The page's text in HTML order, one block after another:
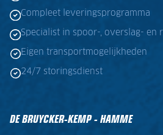
Compleet leveringsprogramma
Specialist in spoor-, overslag- en
Eigen transportmogelijkheden
24/7 storingsdienst
DE BRUYCKER-KEMP - HAMME